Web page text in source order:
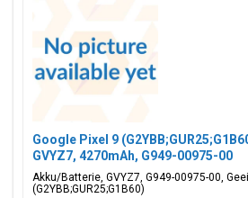
Google Pixel 9
GVYZ7, 4270mAh, G949-00975-00
Akku/Batterie, GVYZ7, G949-00975-00,
(G2YBB;GUR25;G1B60)